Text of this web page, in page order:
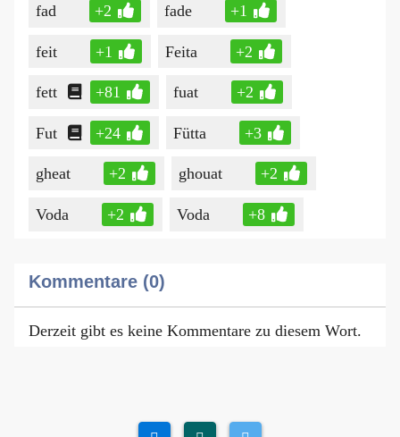
fad +2 fade +1
feit +1 Feita +2
fett +81 fuat +2
Fut +24 Fütta +3
gheat +2 ghouat +2
Voda +2 Voda +8
Kommentare (0)
Derzeit gibt es keine Kommentare zu diesem Wort.